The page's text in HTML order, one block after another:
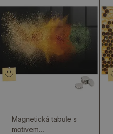
Magnetická tabule s
motivem